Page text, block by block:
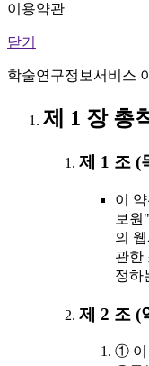
이용약관
닫기
학술연구정보서비스
제 1 장 총
제 1 조 (
이
보원
의
관한
정하
제 2 조 (
① 이